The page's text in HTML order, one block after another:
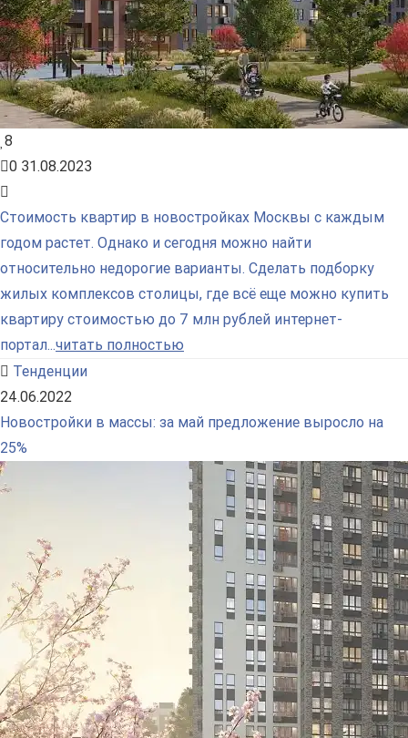
8
0 31.08.2023
Стоимость квартир в новостройках Москвы с каждым
годом растет. Однако и сегодня можно найти
относительно недорогие варианты. Сделать подборку
жилых комплексов столицы, где всё еще можно купить
квартиру стоимостью до 7 млн рублей интернет-
портал...читать полностью
Тенденции
24.06.2022
Новостройки в массы: за май предложение выросло на
25%